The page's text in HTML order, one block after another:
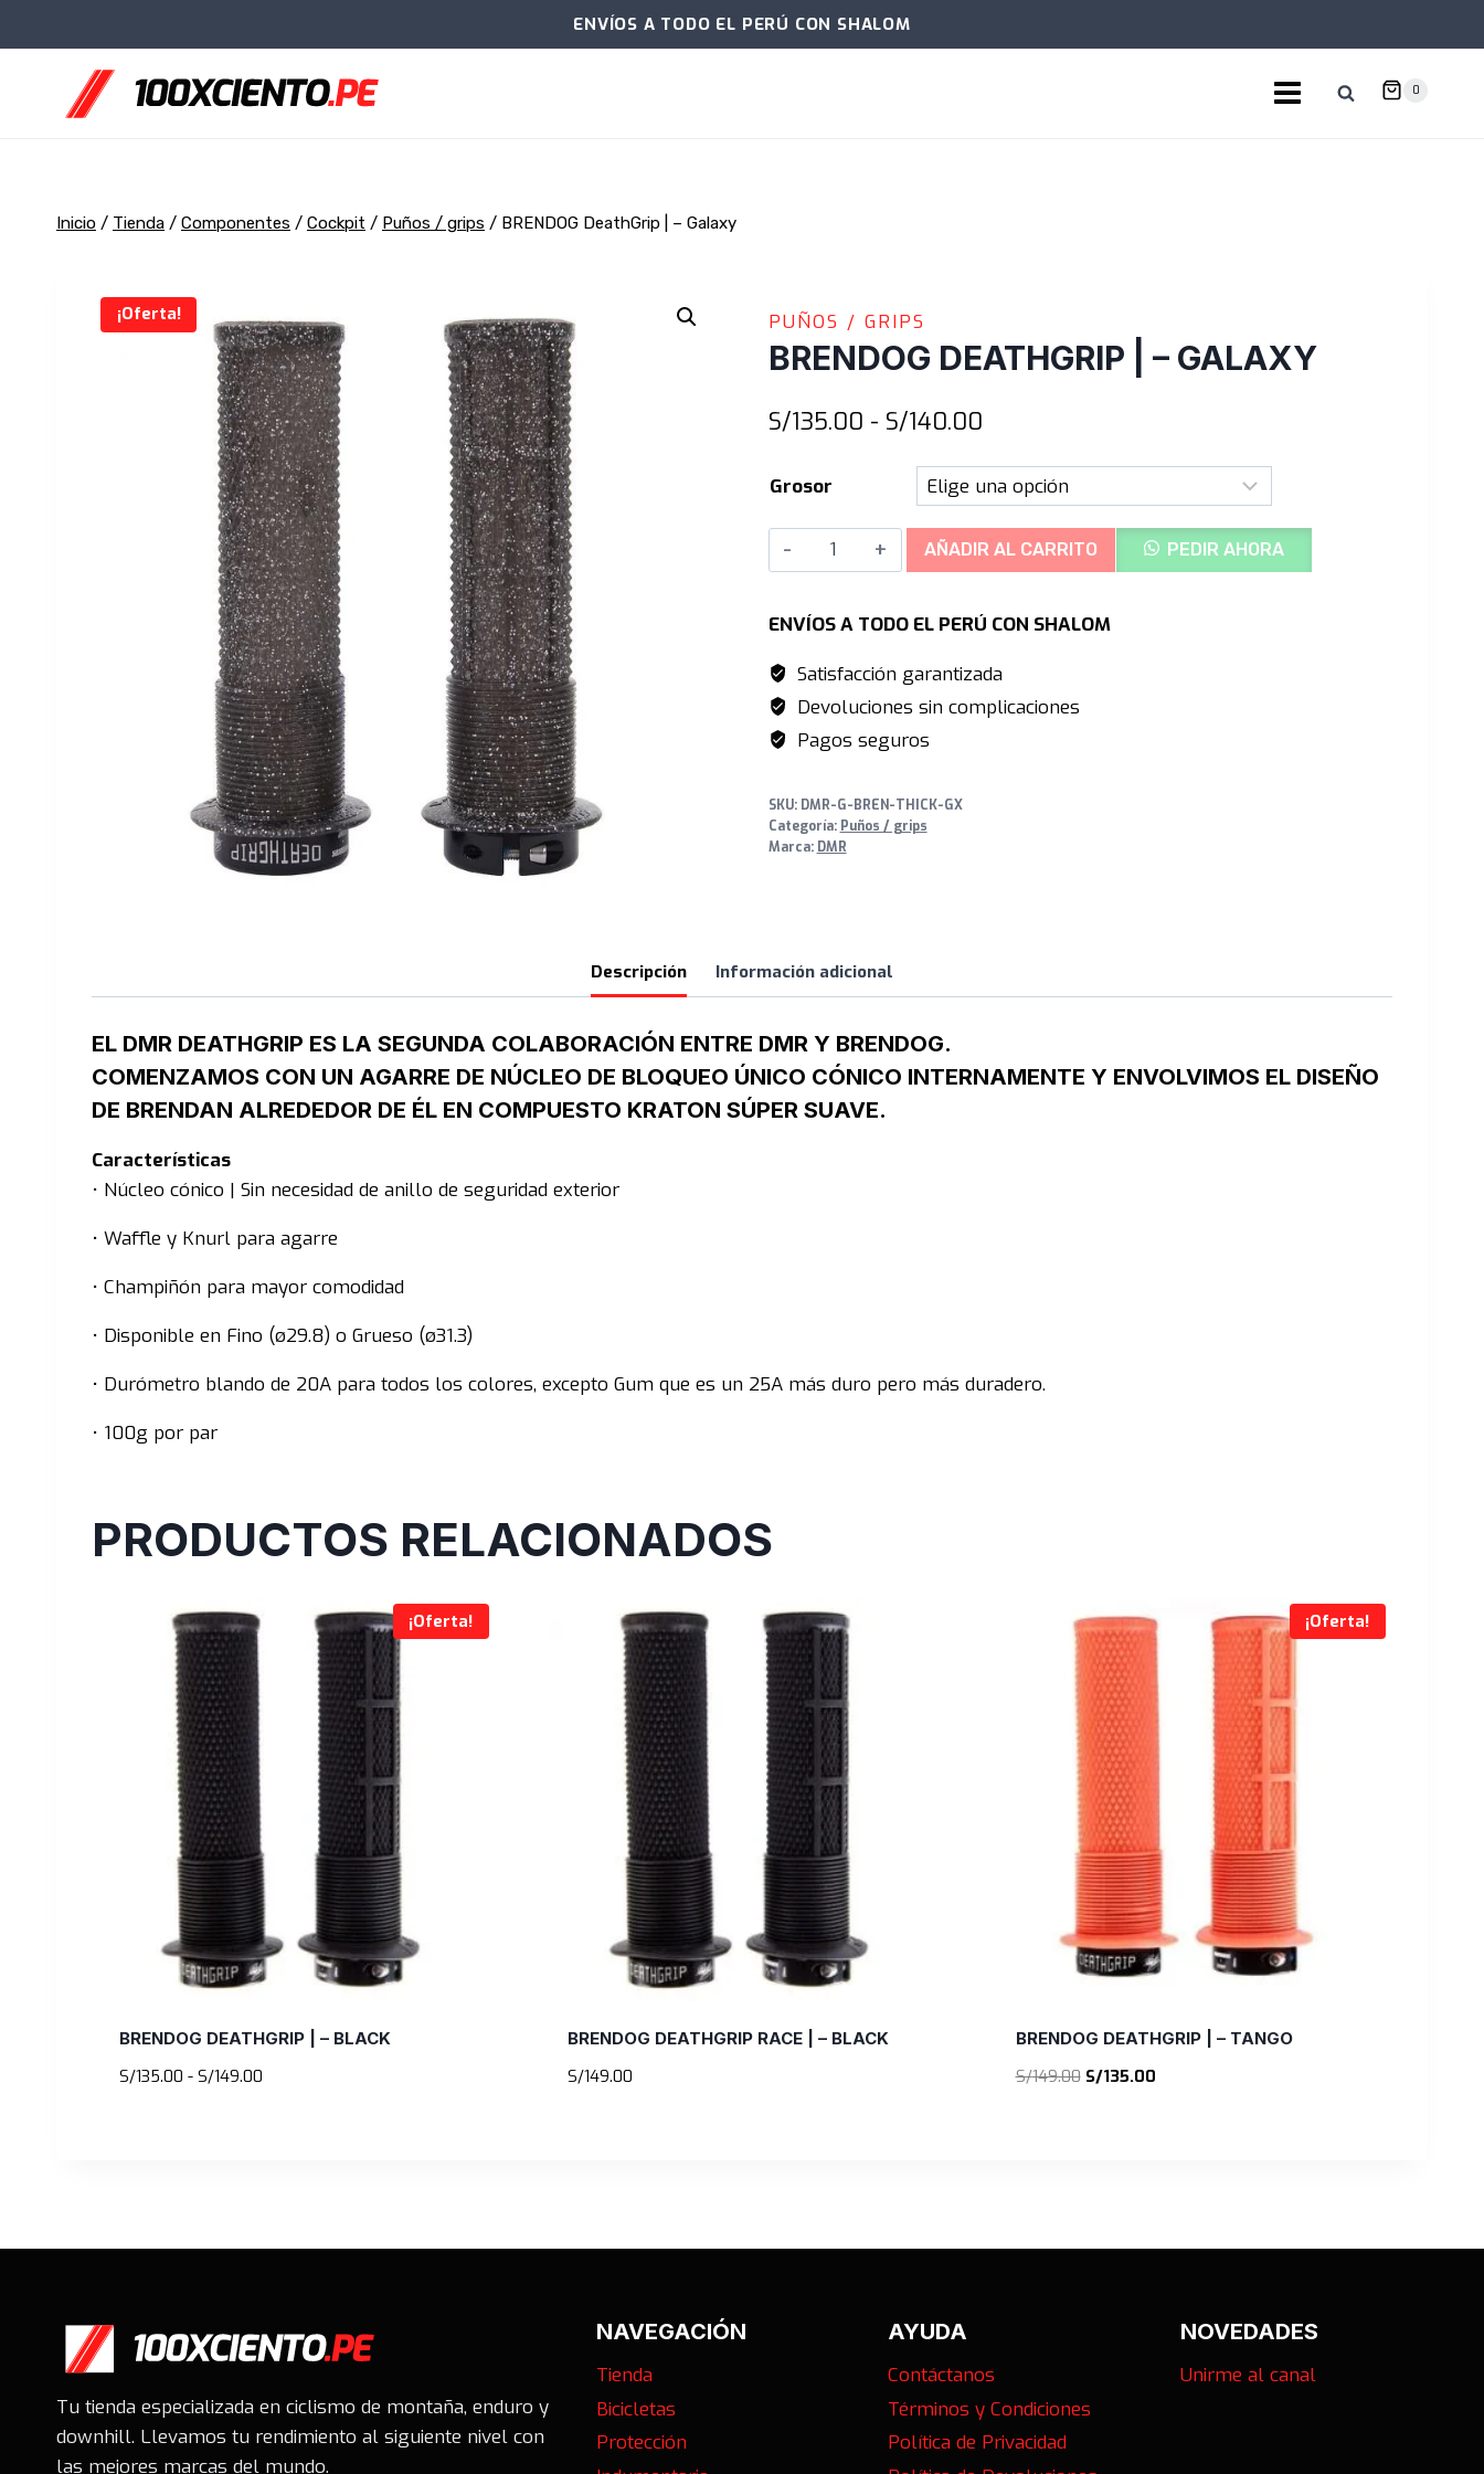
al
ENVÍOS A TODO EL PERÚ CON SHALOM
0
Inicio / Tienda / Componentes / Cockpit / Puños / grips / BRENDOG DeathGrip | – Galaxy
¡Oferta! PUÑOS / GRIPS
BRENDOG DEATHGRIP | – GALAXY
S/135.00 - S/140.00Rango
de
precios:
desde
S/135.00
hasta
Grosor
BRENDOG
DeathGrip
-
Galaxy
AÑADIR AL CARRITO PEDIR AHORA
ENVÍOS A TODO EL PERÚ CON SHALOM
Satisfacción garantizada
Devoluciones sin complicaciones
Pagos seguros
SKU: DMR-G-BREN-THICK-GX
Categoría: Puños / grips
Marca: DMR
Descripción Información adicional
EL DMR DEATHGRIP ES LA SEGUNDA COLABORACIÓN ENTRE DMR Y BRENDOG.
COMENZAMOS CON UN AGARRE DE NÚCLEO DE BLOQUEO ÚNICO CÓNICO INTERNAMENTE Y ENVOLVIMOS EL DISEÑO
DE BRENDAN ALREDEDOR DE ÉL EN COMPUESTO KRATON SÚPER SUAVE.
Características
• Núcleo cónico | Sin necesidad de anillo de seguridad exterior
• Waffle y Knurl para agarre
• Champiñón para mayor comodidad
• Disponible en Fino (ø29.8) o Grueso (ø31.3)
• Durómetro blando de 20A para todos los colores, excepto Gum que es un 25A más duro pero más duradero.
• 100g por par
PRODUCTOS RELACIONADOS
¡Oferta!
BRENDOG DEATHGRIP | – BLACK
S/135.00 - S/149.00Rango
BRENDOG DEATHGRIP RACE | – BLACK
S/149.00
¡Oferta!
BRENDOG DEATHGRIP | – TANGO
S/149.00 El
S/135.00El
Tu tienda especializada en ciclismo de montaña, enduro y
downhill. Llevamos tu rendimiento al siguiente nivel con
las mejores marcas del mundo.
NAVEGACIÓN
Tienda
Bicicletas
Protección
AYUDA
Contáctanos
Términos y Condiciones
Política de Privacidad
NOVEDADES
Unirme al canal